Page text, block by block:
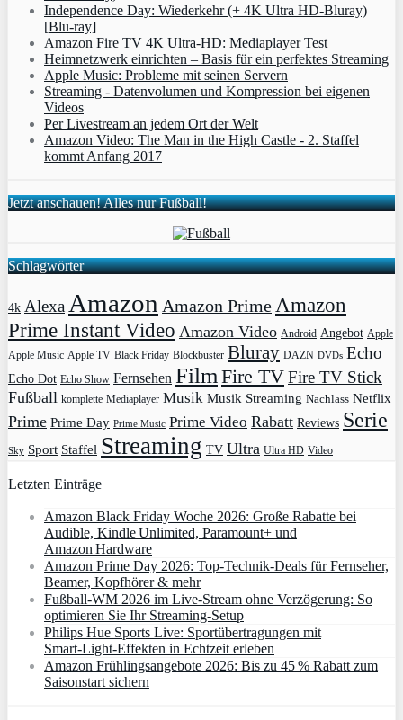
Independence Day: Wiederkehr (+ 4K Ultra HD-Bluray)
[Blu-ray]
Amazon Fire TV 4K Ultra-HD: Mediaplayer Test
Heimnetzwerk einrichten – Basis für ein perfektes Streaming
Apple Music: Probleme mit seinen Servern
Streaming - Datenvolumen und Kompression bei eigenen
Videos
Per Livestream an jedem Ort der Welt
Amazon Video: The Man in the High Castle - 2. Staffel
kommt Anfang 2017
Jetzt anschauen! Alles nur Fußball!
Schlagwörter
4k AlexaAmazon Amazon PrimeAmazon
Prime Instant Video Amazon Video Android Angebot Apple
Apple Music Apple TV Black Friday Blockbuster Bluray DAZN DVDs Echo
Echo Dot Echo Show Fernsehen FilmFire TVFire TV Stick
Fußball komplette Mediaplayer Musik Musik Streaming Nachlass Netflix
Prime Prime Day Prime Music Prime Video Rabatt Reviews Serie
Sky Sport Staffel Streaming TV Ultra Ultra HD Video
Letzten Einträge
Amazon Black Friday Woche 2026: Große Rabatte bei
Audible, Kindle Unlimited, Paramount+ und
Amazon Hardware
Amazon Prime Day 2026: Top-Technik-Deals für Fernseher,
Beamer, Kopfhörer & mehr
Fußball-WM 2026 im Live-Stream ohne Verzögerung: So
optimieren Sie Ihr Streaming-Setup
Philips Hue Sports Live: Sportübertragungen mit
Smart‑Light‑Effekten in Echtzeit erleben
Amazon Frühlingsangebote 2026: Bis zu 45 % Rabatt zum
Saisonstart sichern